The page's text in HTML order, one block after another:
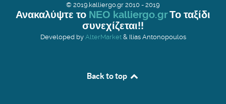
© 2019.kalliergo.gr 2010 - 2019
Ανακαλύψτε το ΝΕΟ kalliergo.grΤο ταξίδι
συνεχίζεται!!
Developed by AlterMarket& Ilias Antonopoulos
Back to top